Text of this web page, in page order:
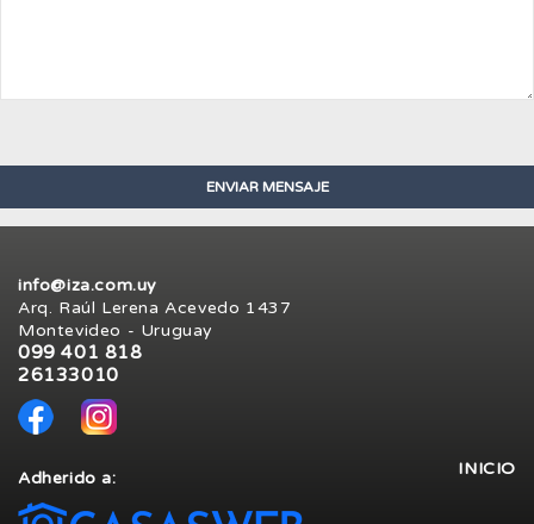
info@iza.com.uy
Arq. Raúl Lerena Acevedo 1437
Montevideo - Uruguay
099 401 818
26133010
INICIO
Adherido a: